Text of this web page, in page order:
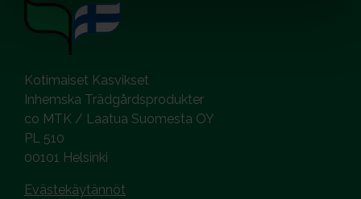
Kotimaiset Kasvikset
Inhemska Trädgårdsprodukter
co MTK / Laatua Suomesta OY
PL 510
00101 Helsinki
Evästekäytännöt